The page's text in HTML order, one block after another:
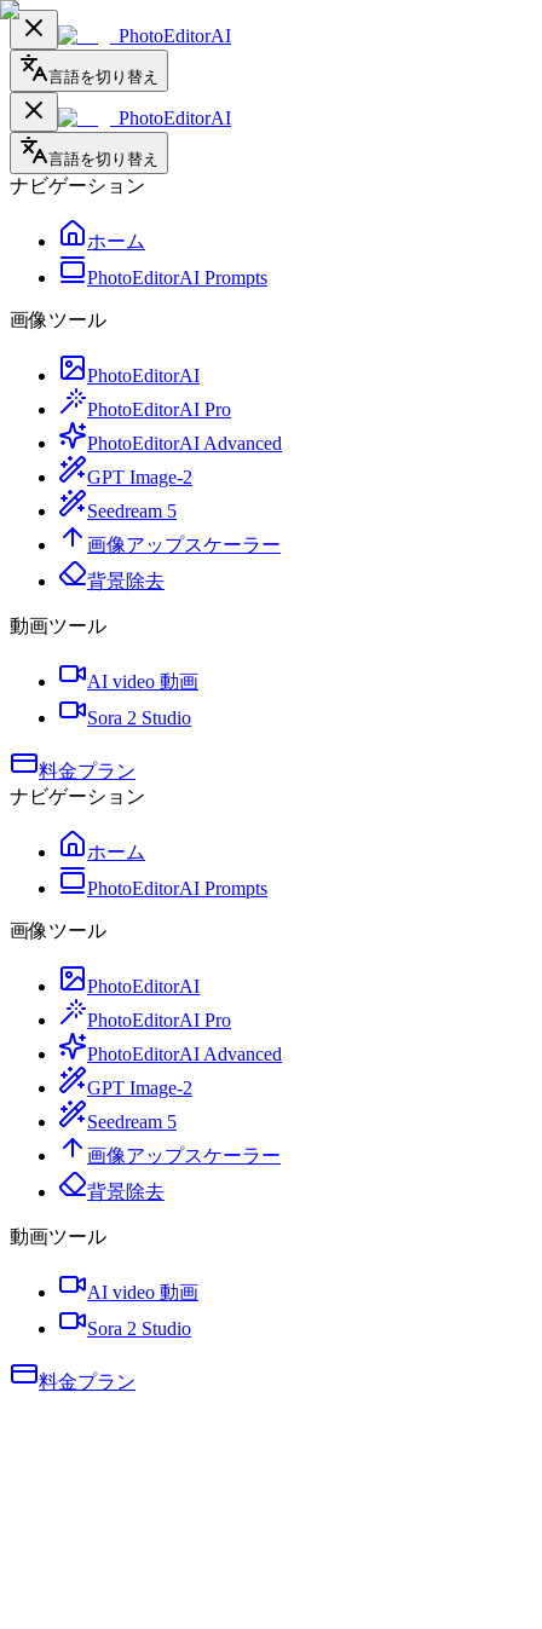
PhotoEditorAI
言語を切り替え
PhotoEditorAI
言語を切り替え
ナビゲーション
ホーム
PhotoEditorAI Prompts
画像ツール
PhotoEditorAI
PhotoEditorAI Pro
PhotoEditorAI Advanced
GPT Image-2
Seedream 5
画像アップスケーラー
背景除去
動画ツール
AI video 動画
Sora 2 Studio
料金プラン
ナビゲーション
ホーム
PhotoEditorAI Prompts
画像ツール
PhotoEditorAI
PhotoEditorAI Pro
PhotoEditorAI Advanced
GPT Image-2
Seedream 5
画像アップスケーラー
背景除去
動画ツール
AI video 動画
Sora 2 Studio
料金プラン